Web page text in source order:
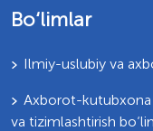
Bo‘limlar
Ilmiy-uslubiy va
Axborot-kutubxona
va tizimlashtirish